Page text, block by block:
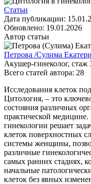
Статьи
Дата публикации:
Обновлено: 19.01.2026
Автор статьи
Петрова /Сулима
Акушер-гинеколог, стаж
Всего статей автора: 28
Исследования клеток
Цитология, – это
состояния различных
практической
гинекологии решает
клеток поверхностных
системы женщины,
различные
самых ранних стадиях,
начальные
клеток без явных